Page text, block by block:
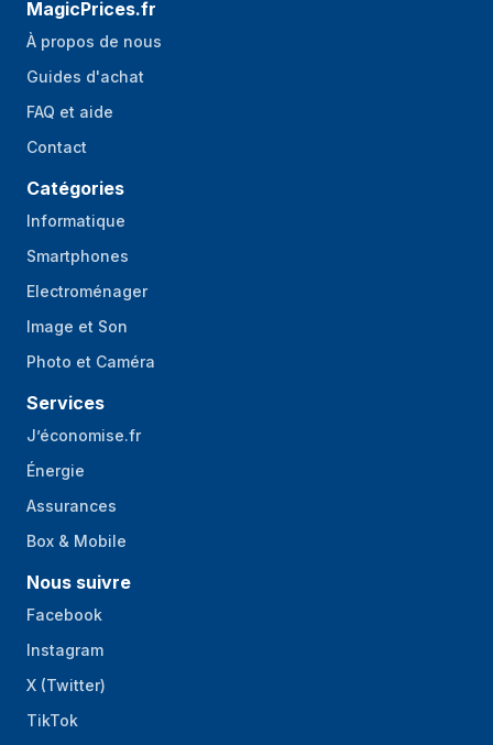
MagicPrices.fr
À propos de nous
Guides d'achat
FAQ et aide
Contact
Catégories
Informatique
Smartphones
Electroménager
Image et Son
Photo et Caméra
Services
J’économise.fr
Énergie
Assurances
Box & Mobile
Nous suivre
Facebook
Instagram
X (Twitter)
TikTok